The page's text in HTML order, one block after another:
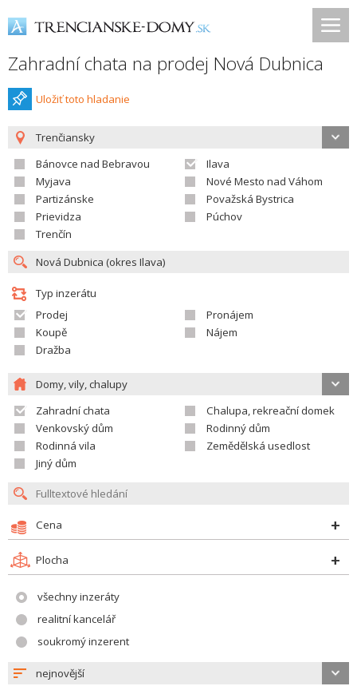
Zahradní chata na prodej Nová Dubnica
Uložiť toto hladanie
Trenčiansky
Bánovce nad Bebravou
Ilava
Myjava
Nové Mesto nad Váhom
Partizánske
Považská Bystrica
Prievidza
Púchov
Trenčín
Typ inzerátu
Prodej
Pronájem
Koupě
Nájem
Dražba
Domy, vily, chalupy
Zahradní chata
Chalupa, rekreační domek
Venkovský dům
Rodinný dům
Rodinná vila
Zemědělská usedlost
Jiný dům
Cena
Plocha
všechny inzeráty
realitní kancelář
soukromý inzerent
nejnovější